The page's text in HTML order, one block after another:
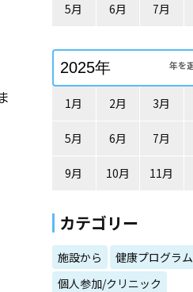
5月 6月 7月
1月 2月 3月
5月 6月 7月
9月 10月 11月
カテゴリー
施設から
健康プログラム
個人参加/クリニック